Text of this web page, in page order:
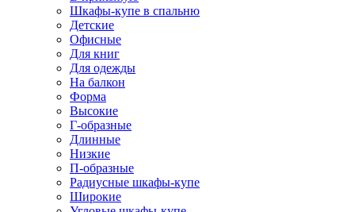
Шкафы-купе в спальню
Детские
Офисные
Для книг
Для одежды
На балкон
Форма
Высокие
Г-образные
Длинные
Низкие
П-образные
Радиусные шкафы-купе
Широкие